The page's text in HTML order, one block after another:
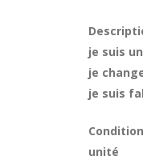
je suis
je
je suis
unité